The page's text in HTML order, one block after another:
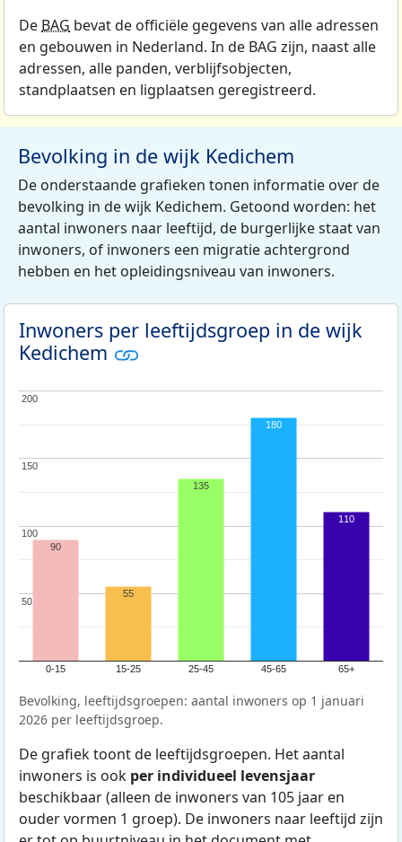
De BAG bevat de officiële gegevens van alle adressen
en gebouwen in Nederland. In de BAG zijn, naast alle
adressen, alle panden, verblijfsobjecten,
standplaatsen en ligplaatsen geregistreerd.
Bevolking in de wijk Kedichem
De onderstaande grafieken tonen informatie over de
bevolking in de wijk Kedichem. Getoond worden: het
aantal inwoners naar leeftijd, de burgerlijke staat van
inwoners, of inwoners een migratie achtergrond
hebben en het opleidingsniveau van inwoners.
Inwoners per leeftijdsgroep in de wijk
Kedichem
0-15 15-25 25-45 45-65 65+
50
50
100
100
150
150
200
200
90
55
135
180
110
Bevolking, leeftijdsgroepen: aantal inwoners op 1 januari
2026 per leeftijdsgroep.
De grafiek toont de leeftijdsgroepen. Het aantal
inwoners is ook per individueel levensjaar
beschikbaar (alleen de inwoners van 105 jaar en
ouder vormen 1 groep). De inwoners naar leeftijd zijn